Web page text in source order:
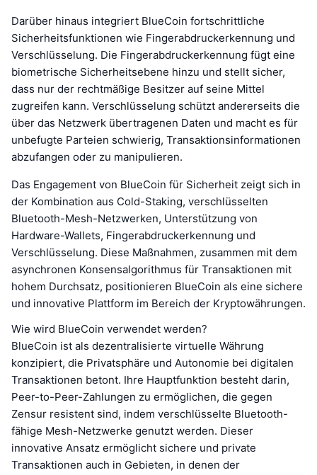
Darüber hinaus integriert BlueCoin fortschrittliche
Sicherheitsfunktionen wie Fingerabdruckerkennung und
Verschlüsselung. Die Fingerabdruckerkennung fügt eine
biometrische Sicherheitsebene hinzu und stellt sicher,
dass nur der rechtmäßige Besitzer auf seine Mittel
zugreifen kann. Verschlüsselung schützt andererseits die
über das Netzwerk übertragenen Daten und macht es für
unbefugte Parteien schwierig, Transaktionsinformationen
abzufangen oder zu manipulieren.
Das Engagement von BlueCoin für Sicherheit zeigt sich in
der Kombination aus Cold-Staking, verschlüsselten
Bluetooth-Mesh-Netzwerken, Unterstützung von
Hardware-Wallets, Fingerabdruckerkennung und
Verschlüsselung. Diese Maßnahmen, zusammen mit dem
asynchronen Konsensalgorithmus für Transaktionen mit
hohem Durchsatz, positionieren BlueCoin als eine sichere
und innovative Plattform im Bereich der Kryptowährungen.
Wie wird BlueCoin verwendet werden?
BlueCoin ist als dezentralisierte virtuelle Währung
konzipiert, die Privatsphäre und Autonomie bei digitalen
Transaktionen betont. Ihre Hauptfunktion besteht darin,
Peer-to-Peer-Zahlungen zu ermöglichen, die gegen
Zensur resistent sind, indem verschlüsselte Bluetooth-
fähige Mesh-Netzwerke genutzt werden. Dieser
innovative Ansatz ermöglicht sichere und private
Transaktionen auch in Gebieten, in denen der